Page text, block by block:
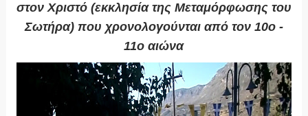
στον Χριστό (εκκλησία της Μεταμόρφωσης του
Σωτήρα) που χρονολογούνται από τον 10ο -
11ο αιώνα